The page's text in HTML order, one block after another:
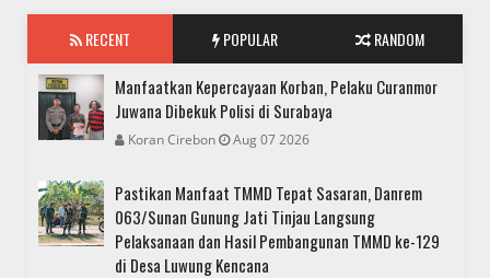
RECENT POPULAR RANDOM
Manfaatkan Kepercayaan Korban, Pelaku Curanmor
Juwana Dibekuk Polisi di Surabaya
Koran Cirebon Aug 07 2026
Pastikan Manfaat TMMD Tepat Sasaran, Danrem
063/Sunan Gunung Jati Tinjau Langsung
Pelaksanaan dan Hasil Pembangunan TMMD ke-129
di Desa Luwung Kencana